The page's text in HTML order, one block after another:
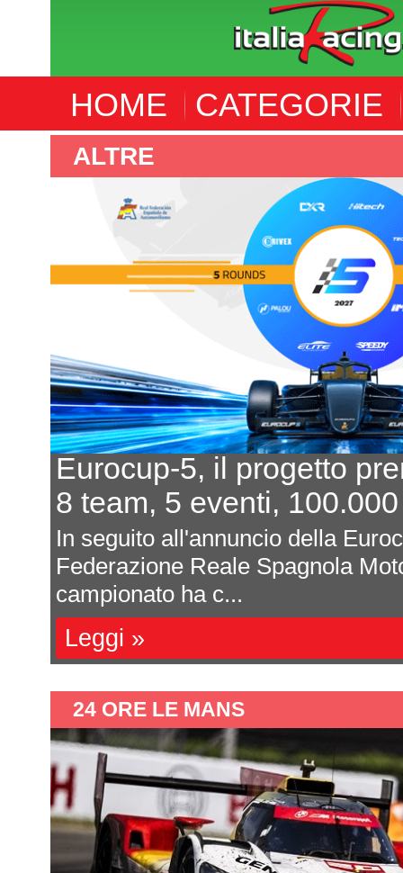
HOME CATEGORIE
F4 SPANISH
In 7 per un posto al sole
L'equilibrio che persiste
Davide Attanasio - FotocarÈ
magnum di corse, di
sono affastella...
Leggi »
24 ORE LE MANS